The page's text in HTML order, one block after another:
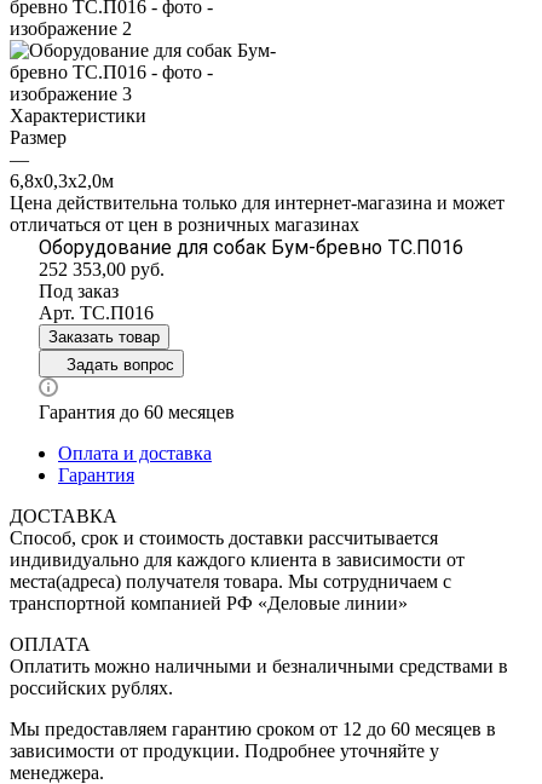
Характеристики
Размер
—
6,8х0,3х2,0м
Цена действительна только для интернет-магазина и может
отличаться от цен в розничных магазинах
Оборудование для собак Бум-бревно ТС.П016
252 353,00 руб.
Под заказ
Арт. ТС.П016
Заказать товар
Задать вопрос
Гарантия до 60 месяцев
Оплата и доставка
Гарантия
ДОСТАВКА
Способ, срок и стоимость доставки рассчитывается
индивидуально для каждого клиента в зависимости от
места(адреса) получателя товара. Мы сотрудничаем с
транспортной компанией РФ «Деловые линии»
ОПЛАТА
Оплатить можно наличными и безналичными средствами в
российских рублях.
Мы предоставляем гарантию сроком от 12 до 60 месяцев в
зависимости от продукции. Подробнее уточняйте у
менеджера.